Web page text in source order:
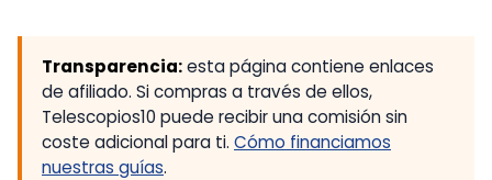
Transparencia:esta página contiene enlaces
de afiliado. Si compras a través de ellos,
Telescopios10 puede recibir una comisión sin
coste adicional para ti. Cómo financiamos
nuestras guías.